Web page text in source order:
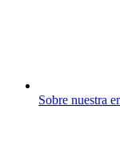
Sobre nuestra